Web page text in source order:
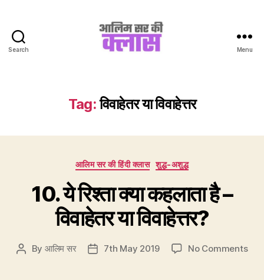
Search
Class
Menu
Tag:विवाहेतर या विवाहेत्तर
Categories
आलिम सर की हिंदी क्लास शुद्ध-अशुद्ध
10. ये रिश्ता क्या कहलाता है –
विवाहेतर या विवाहेत्तर?
Post
By आलिम सर
Post7th May 2019 No Commentson